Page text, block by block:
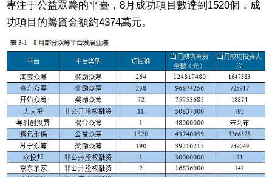
專注于公益眾籌的平臺，8月成功項目數達到1520個，成
功項目的籌資金額約4374萬元。